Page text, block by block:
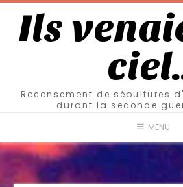
Ils
Recensement de sépultures
durant la seconde
MENU